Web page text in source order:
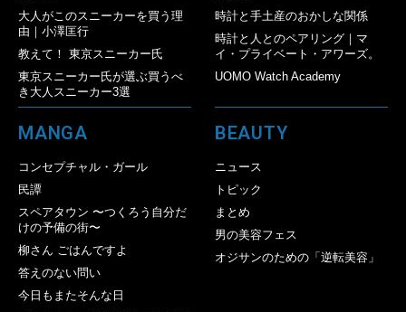
大人がこのスニーカーを買う理
由｜小澤匡行
教えて！ 東京スニーカー氏
東京スニーカー氏が選ぶ買うべ
き大人スニーカー3選
時計と手土産のおかしな関係
時計と人とのペアリング｜マ
イ・プライベート・アワーズ。
UOMO Watch Academy
MANGA
コンセプチャル・ガール
民譚
スペアタウン 〜つくろう自分だ
けの予備の街〜
柳さん ごはんですよ
答えのない問い
今日もまたそんな日
BEAUTY
ニュース
トピック
まとめ
男の美容フェス
オジサンのための「逆転美容」